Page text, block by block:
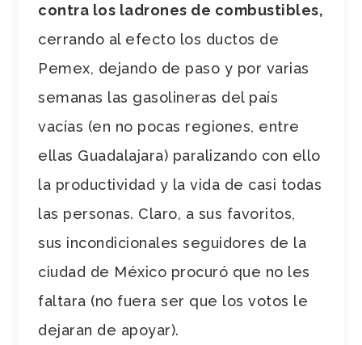
contra los ladrones de combustibles,
cerrando al efecto los ductos de
Pemex, dejando de paso y por varias
semanas las gasolineras del país
vacías (en no pocas regiones, entre
ellas Guadalajara) paralizando con ello
la productividad y la vida de casi todas
las personas. Claro, a sus favoritos,
sus incondicionales seguidores de la
ciudad de México procuró que no les
faltara (no fuera ser que los votos le
dejaran de apoyar).